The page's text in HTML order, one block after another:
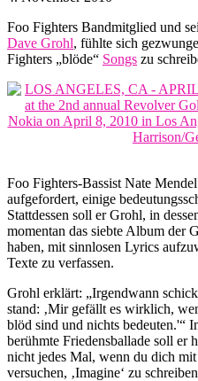
Foo Fighters Bandmitglied und
Dave Grohl, fühlte sich
Fighters „blöde“ Songs zu
Foo Fighters-Bassist Nate
aufgefordert, einige
Stattdessen soll er Grohl, in
momentan das siebte Album der
haben, mit sinnlosen Lyrics
Texte zu verfassen.
Grohl erklärt: „Irgendwann
stand: ‚Mir gefällt es wirklich,
blöd sind und nichts bedeuten.'“
berühmte Friedensballade soll er
nicht jedes Mal, wenn du dich
versuchen, ‚Imagine‘ zu